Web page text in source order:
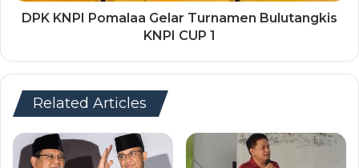
DPK KNPI Pomalaa Gelar Turnamen Bulutangkis
KNPI CUP 1
Related Articles